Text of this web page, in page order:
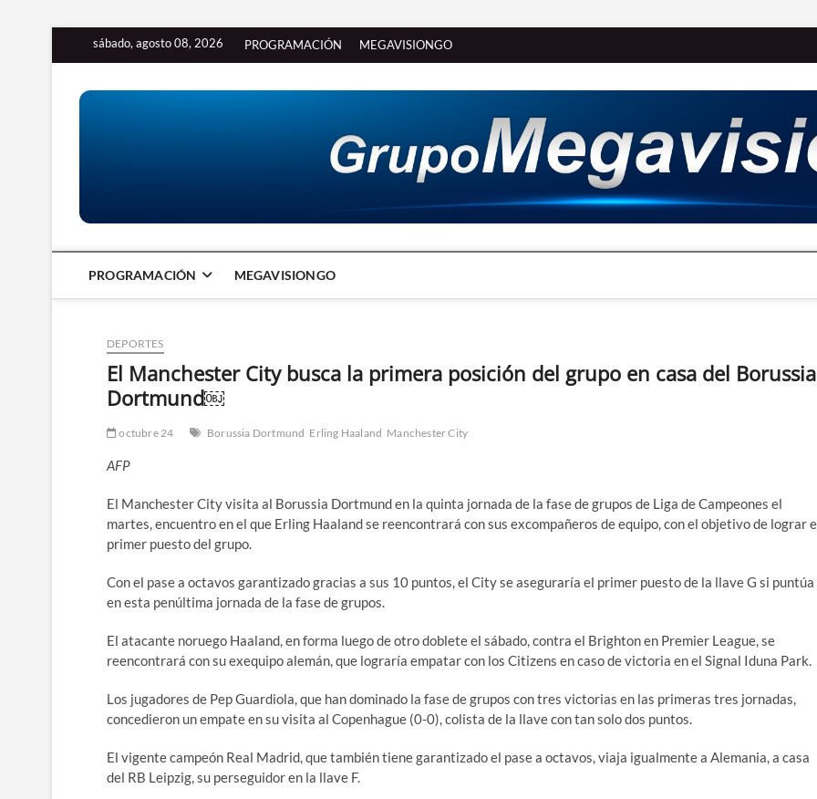
sábado, agosto 08, 2026 PROGRAMACIÓN MEGAVISIONGO
PROGRAMACIÓN MEGAVISIONGO
DEPORTES
El Manchester City busca la primera posición del grupo en casa del Borussia
Dortmund￼
octubre 24 Borussia Dortmund Erling Haaland Manchester City
AFP
El Manchester City visita al Borussia Dortmund en la quinta jornada de la fase de grupos de Liga de Campeones el
martes, encuentro en el que Erling Haaland se reencontrará con sus excompañeros de equipo, con el objetivo de lograr
primer puesto del grupo.
Con el pase a octavos garantizado gracias a sus 10 puntos, el City se aseguraría el primer puesto de la llave G si puntúa
en esta penúltima jornada de la fase de grupos.
El atacante noruego Haaland, en forma luego de otro doblete el sábado, contra el Brighton en Premier League, se
reencontrará con su exequipo alemán, que lograría empatar con los Citizens en caso de victoria en el Signal Iduna Park.
Los jugadores de Pep Guardiola, que han dominado la fase de grupos con tres victorias en las primeras tres jornadas,
concedieron un empate en su visita al Copenhague (0-0), colista de la llave con tan solo dos puntos.
El vigente campeón Real Madrid, que también tiene garantizado el pase a octavos, viaja igualmente a Alemania, a casa
del RB Leipzig, su perseguidor en la llave F.